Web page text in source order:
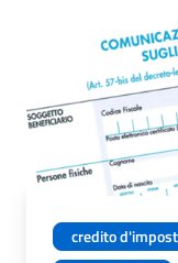
credito